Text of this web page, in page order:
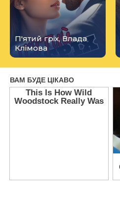
П'ятий гріх, Влада
Клімова